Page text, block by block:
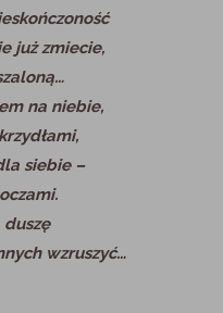
już zmiecie,
na niebie,
siebie –
wzruszyć…